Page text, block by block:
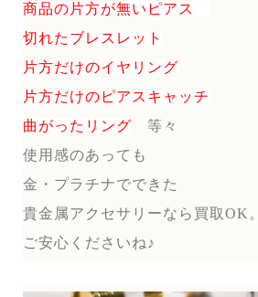
商品の片方が無いピアス
切れたブレスレット
片方だけのイヤリング
片方だけのピアスキャッチ
曲がったリング
等々
使用感のあっても
金・プラチナでできた
貴金属アクセサリーなら買取OK。
ご安心くださいね♪